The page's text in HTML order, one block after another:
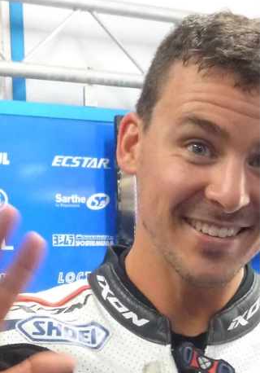
Quelques mots avec Greg Ortiz …
Nous sommes au Mans pour les premiers essais en
vue des prochaines 24h00 et nous en profitons
faire un détour dans le box de la...